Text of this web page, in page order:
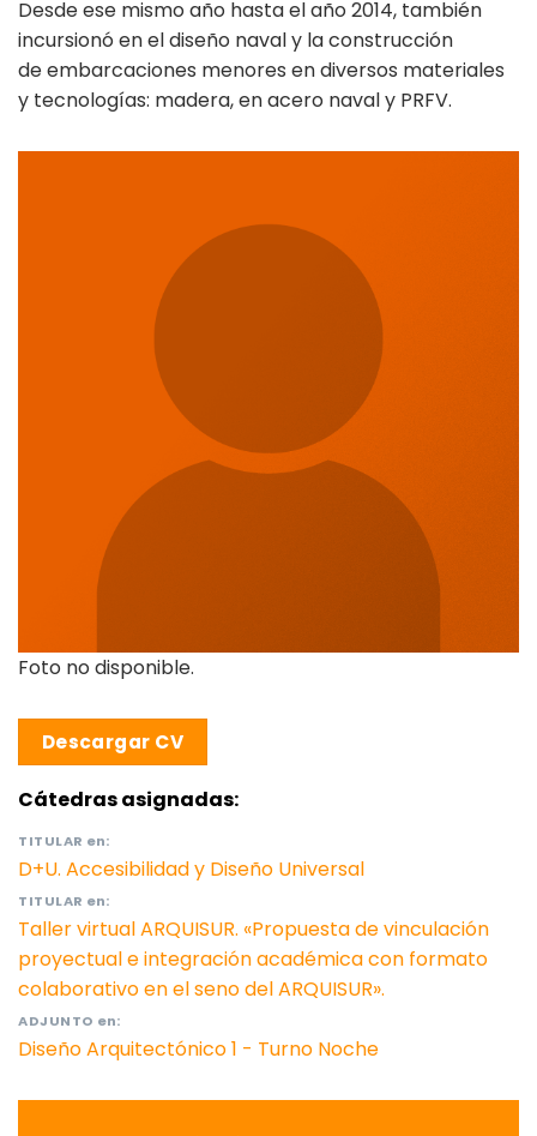
Desde ese mismo año hasta el año 2014, también
incursionó en el diseño naval y la construcción
de embarcaciones menores en diversos materiales
y tecnologías: madera, en acero naval y PRFV.
Foto no disponible.
Descargar CV
Cátedras asignadas:
TITULAR en:
D+U. Accesibilidad y Diseño Universal
TITULAR en:
Taller virtual ARQUISUR. «Propuesta de vinculación
proyectual e integración académica con formato
colaborativo en el seno del ARQUISUR».
ADJUNTO en:
Diseño Arquitectónico 1 - Turno Noche